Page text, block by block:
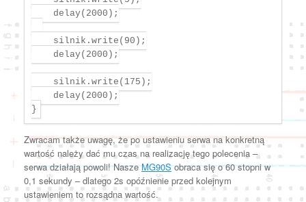
}
Zwracam także uwagę, że po ustawieniu serwa na konkretną
wartość należy dać mu czas na realizację tego polecenia –
serwa działają powoli! NaszeMG90Sobraca się o 60 stopni w
0,1 sekundy – dlatego 2s opóźnienie przed kolejnym
ustawieniem to rozsądna wartość.